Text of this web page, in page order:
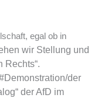
egal ob in
wir Stellung und
Rechts“.
/der
der AfD im